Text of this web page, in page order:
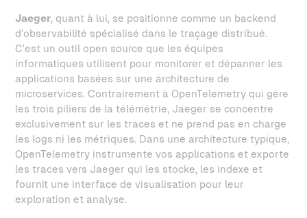
Jaeger, quant à lui, se positionne comme un backend
d'observabilité spécialisé dans le traçage distribué.
C'est un outil open source que les équipes
informatiques utilisent pour monitorer et dépanner les
applications basées sur une architecture de
microservices. Contrairement à OpenTelemetry qui gère
les trois piliers de la télémétrie, Jaeger se concentre
exclusivement sur les traces et ne prend pas en charge
les logs ni les métriques. Dans une architecture typique,
OpenTelemetry instrumente vos applications et exporte
les traces vers Jaeger qui les stocke, les indexe et
fournit une interface de visualisation pour leur
exploration et analyse.